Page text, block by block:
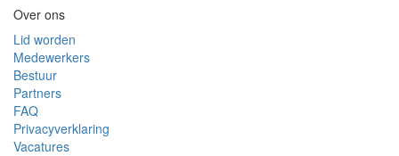
Over ons
Lid worden
Medewerkers
Bestuur
Partners
FAQ
Privacyverklaring
Vacatures